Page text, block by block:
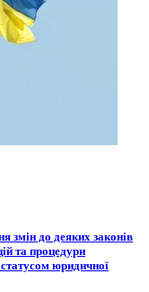
змін до деяких законів
та процедури
статусом юридичної